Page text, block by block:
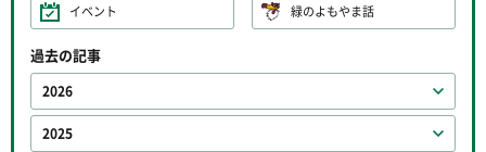
イベント 緑のよもやま話
過去の記事
2026
2025